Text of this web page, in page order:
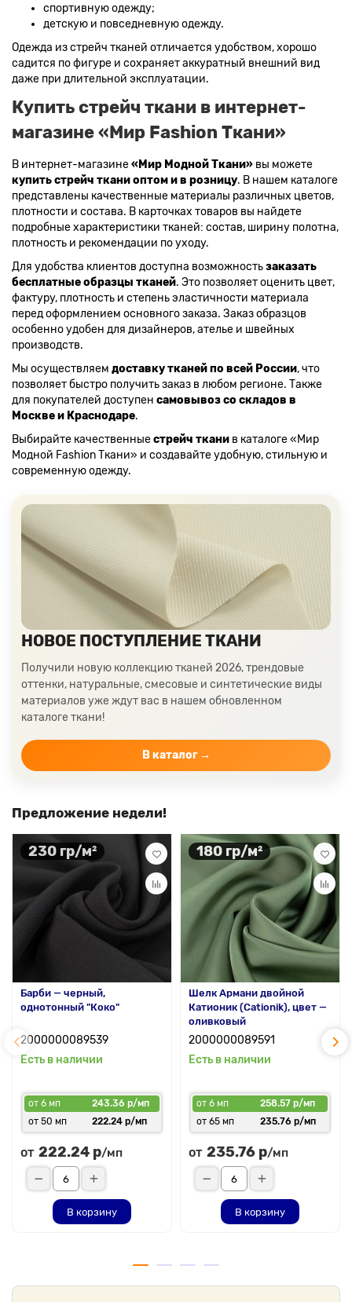
спортивную одежду;
детскую и повседневную одежду.
Одежда из стрейч тканей отличается удобством, хорошо
садится по фигуре и сохраняет аккуратный внешний вид
даже при длительной эксплуатации.
Купить стрейч ткани в интернет-
магазине «Мир Fashion Ткани»
В интернет-магазине«Мир Модной Ткани» вы можете
купить стрейч ткани оптом и в розницу. В нашем каталоге
представлены качественные материалы различных цветов,
плотности и состава. В карточках товаров вы найдете
подробные характеристики тканей: состав, ширину полотна,
плотность и рекомендации по уходу.
Для удобства клиентов доступна возможностьзаказать
бесплатные образцы тканей. Это позволяет оценить цвет,
фактуру, плотность и степень эластичности материала
перед оформлением основного заказа. Заказ образцов
особенно удобен для дизайнеров, ателье и швейных
производств.
Мы осуществляем доставку тканей по всей России, что
позволяет быстро получить заказ в любом регионе. Также
для покупателей доступен самовывоз со складов в
Москве и Краснодаре.
Выбирайте качественныестрейч ткани в каталоге «Мир
Модной Fashion Ткани» и создавайте удобную, стильную и
современную одежду.
НОВОЕ ПОСТУПЛЕНИЕ ТКАНИ
Получили новую коллекцию тканей 2026, трендовые
оттенки, натуральные, смесовые и синтетические виды
материалов уже ждут вас в нашем обновленном
каталоге ткани!
В каталог →
Предложение недели!
230 гр/м²
Барби — черный,
однотонный "Коко"
2000000089539
Есть в наличии
от 6 мп
243.36 р/мп
от 50 мп
222.24 р/мп
от 222.24 р/мп
В корзину
180 гр/м²
Шелк Армани двойной
Катионик (Cationik), цвет —
оливковый
2000000089591
Есть в наличии
от 6 мп
258.57 р/мп
от 65 мп
235.76 р/мп
от 235.76 р/мп
В корзину